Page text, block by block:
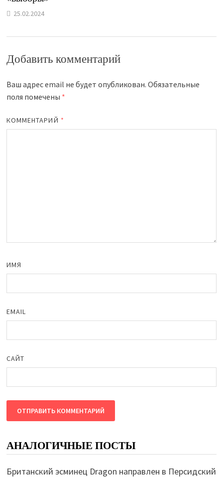
25.02.2024
Добавить комментарий
Ваш адрес email не будет опубликован. Обязательные
поля помечены *
КОММЕНТАРИЙ *
ИМЯ
EMAIL
САЙТ
АНАЛОГИЧНЫЕ ПОСТЫ
Британский эсминец Dragon направлен в Персидский